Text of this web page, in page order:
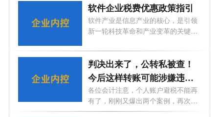
软件企业税费优惠政策指引
软件产业是信息产业的核心，是引领
新一轮科技革命和产业变革的关键
判决出来了，公转私被查！
今后这样转账可能涉嫌违
法！
各位会计注意，个人账户避税不能再
有了，刚刚又爆出两个案例，再次给
大家...